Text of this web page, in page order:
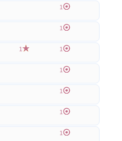
1
1
1 1
1
1
1
1